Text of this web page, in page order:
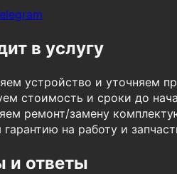
в услугу
устройство и уточняем
стоимость и сроки до
ремонт/замену
на работу и
и ответы